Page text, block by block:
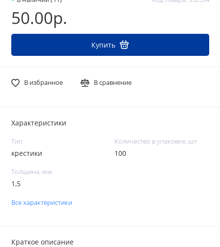
50.00р.
Купить
В избранное В сравнение
Характеристики
Тип
крестики
Количество в упаковке, шт
100
Толщина, мм
1,5
Все характеристики
Краткое описание